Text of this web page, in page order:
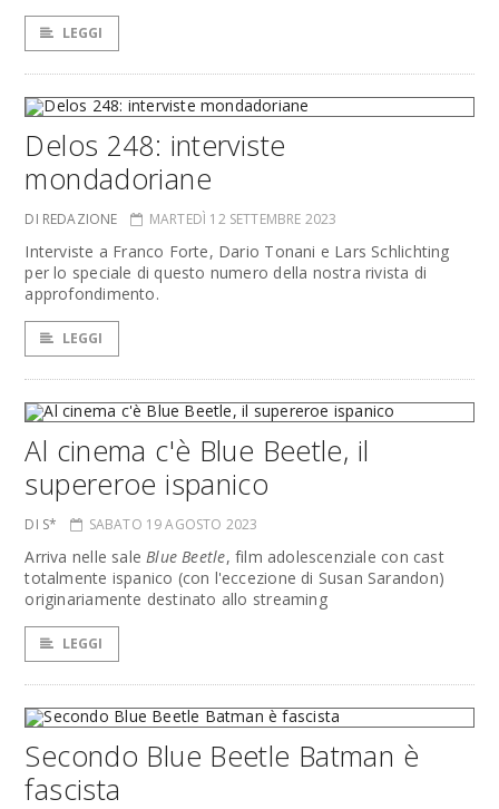
LEGGI
Delos 248: interviste
mondadoriane
DI REDAZIONE MARTEDÌ 12 SETTEMBRE 2023
Interviste a Franco Forte, Dario Tonani e Lars Schlichting
per lo speciale di questo numero della nostra rivista di
approfondimento.
LEGGI
Al cinema c'è Blue Beetle, il
supereroe ispanico
DI S* SABATO 19 AGOSTO 2023
Arriva nelle saleBlue Beetle, film adolescenziale con cast
totalmente ispanico (con l'eccezione di Susan Sarandon)
originariamente destinato allo streaming
LEGGI
Secondo Blue Beetle Batman è
fascista